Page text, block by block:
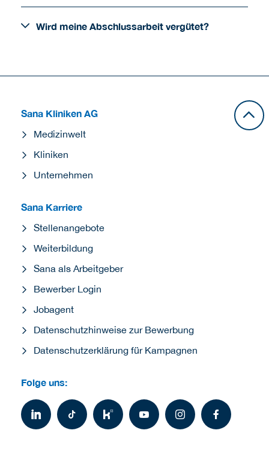
Wird meine Abschlussarbeit vergütet?
Sana Kliniken AG
Medizinwelt
Kliniken
Unternehmen
Sana Karriere
Stellenangebote
Weiterbildung
Sana als Arbeitgeber
Bewerber Login
Jobagent
Datenschutzhinweise zur Bewerbung
Datenschutzerklärung für Kampagnen
Folge uns: